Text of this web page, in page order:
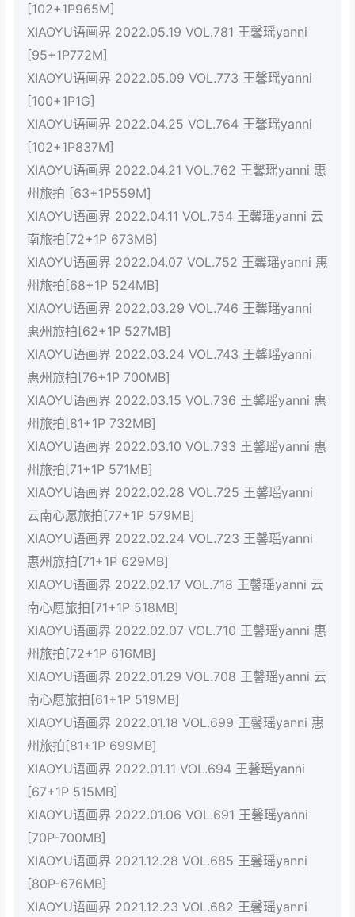
[102+1P965M]
XIAOYU语画界 2022.05.19 VOL.781 王馨瑶yanni
[95+1P772M]
XIAOYU语画界 2022.05.09 VOL.773 王馨瑶yanni
[100+1P1G]
XIAOYU语画界 2022.04.25 VOL.764 王馨瑶yanni
[102+1P837M]
XIAOYU语画界 2022.04.21 VOL.762 王馨瑶yanni 惠
州旅拍 [63+1P559M]
XIAOYU语画界 2022.04.11 VOL.754 王馨瑶yanni 云
南旅拍[72+1P 673MB]
XIAOYU语画界 2022.04.07 VOL.752 王馨瑶yanni 惠
州旅拍[68+1P 524MB]
XIAOYU语画界 2022.03.29 VOL.746 王馨瑶yanni
惠州旅拍[62+1P 527MB]
XIAOYU语画界 2022.03.24 VOL.743 王馨瑶yanni
惠州旅拍[76+1P 700MB]
XIAOYU语画界 2022.03.15 VOL.736 王馨瑶yanni 惠
州旅拍[81+1P 732MB]
XIAOYU语画界 2022.03.10 VOL.733 王馨瑶yanni 惠
州旅拍[71+1P 571MB]
XIAOYU语画界 2022.02.28 VOL.725 王馨瑶yanni
云南心愿旅拍[77+1P 579MB]
XIAOYU语画界 2022.02.24 VOL.723 王馨瑶yanni
惠州旅拍[71+1P 629MB]
XIAOYU语画界 2022.02.17 VOL.718 王馨瑶yanni 云
南心愿旅拍[71+1P 518MB]
XIAOYU语画界 2022.02.07 VOL.710 王馨瑶yanni 惠
州旅拍[72+1P 616MB]
XIAOYU语画界 2022.01.29 VOL.708 王馨瑶yanni 云
南心愿旅拍[61+1P 519MB]
XIAOYU语画界 2022.01.18 VOL.699 王馨瑶yanni 惠
州旅拍[81+1P 699MB]
XIAOYU语画界 2022.01.11 VOL.694 王馨瑶yanni
[67+1P 515MB]
XIAOYU语画界 2022.01.06 VOL.691 王馨瑶yanni
[70P-700MB]
XIAOYU语画界 2021.12.28 VOL.685 王馨瑶yanni
[80P-676MB]
XIAOYU语画界 2021.12.23 VOL.682 王馨瑶yanni